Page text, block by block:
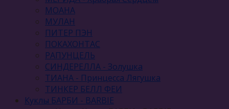
МОАНА
МУЛАН
ПИТЕР ПЭН
ПОКАХОНТАС
РАПУНЦЕЛЬ
СИНДЕРЕЛЛА - Золушка
ТИАНА - Принцесса Лягушка
ТИНКЕР БЕЛЛ ФЕИ
Куклы БАРБИ - BARBIE